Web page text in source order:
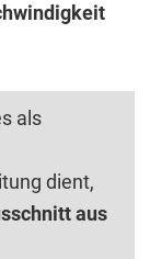
als
dient,
aus